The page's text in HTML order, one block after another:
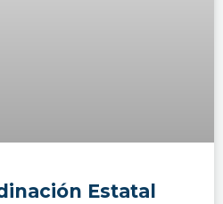
Estatal